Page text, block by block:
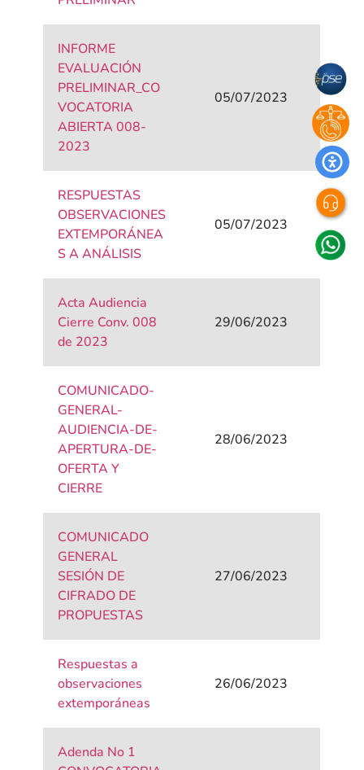
INFORME
EVALUACIÓN
PRELIMINAR_CO
VOCATORIA
ABIERTA 008-
2023
05/07/2023
RESPUESTAS
OBSERVACIONES
EXTEMPORÁNEA
S A ANÁLISIS
05/07/2023
Acta Audiencia
Cierre Conv. 008
de 2023
29/06/2023
COMUNICADO-
GENERAL-
AUDIENCIA-DE-
APERTURA-DE-
OFERTA Y
CIERRE
28/06/2023
COMUNICADO
GENERAL
SESIÓN DE
CIFRADO DE
PROPUESTAS
27/06/2023
Respuestas a
observaciones
extemporáneas
26/06/2023
Adenda No 1